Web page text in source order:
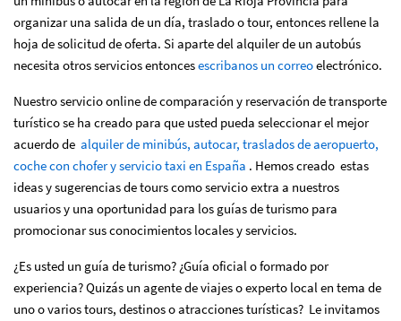
organizar una salida de un día, traslado o tour, entonces rellene la
hoja de solicitud de oferta. Si aparte del alquiler de un autobús
necesita otros servicios entoncesescribanos un correoelectrónico.
Nuestro servicio online de comparación y reservación de transporte
turístico se ha creado para que usted pueda seleccionar el mejor
acuerdo de alquiler de minibús, autocar, traslados de aeropuerto,
coche con chofer y servicio taxi en España . Hemos creado estas
ideas y sugerencias de tours como servicio extra a nuestros
usuarios y una oportunidad para los guías de turismo para
promocionar sus conocimientos locales y servicios.
¿Es usted un guía de turismo? ¿Guía oficial o formado por
experiencia? Quizás un agente de viajes o experto local en tema de
uno o varios tours, destinos o atracciones turísticas? Le invitamos